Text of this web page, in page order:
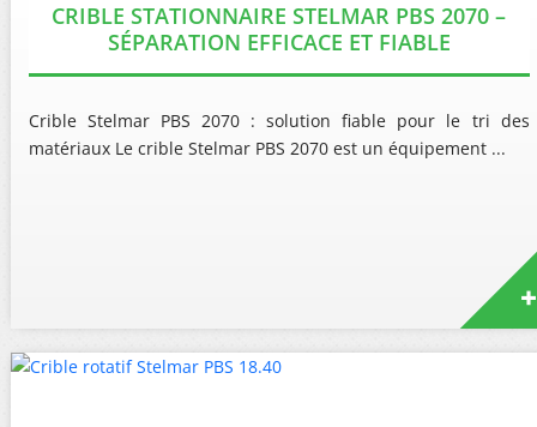
CRIBLE STATIONNAIRE STELMAR PBS 2070 –
SÉPARATION EFFICACE ET FIABLE
Crible Stelmar PBS 2070 : solution fiable pour le tri des
matériaux Le crible Stelmar PBS 2070 est un équipement ...